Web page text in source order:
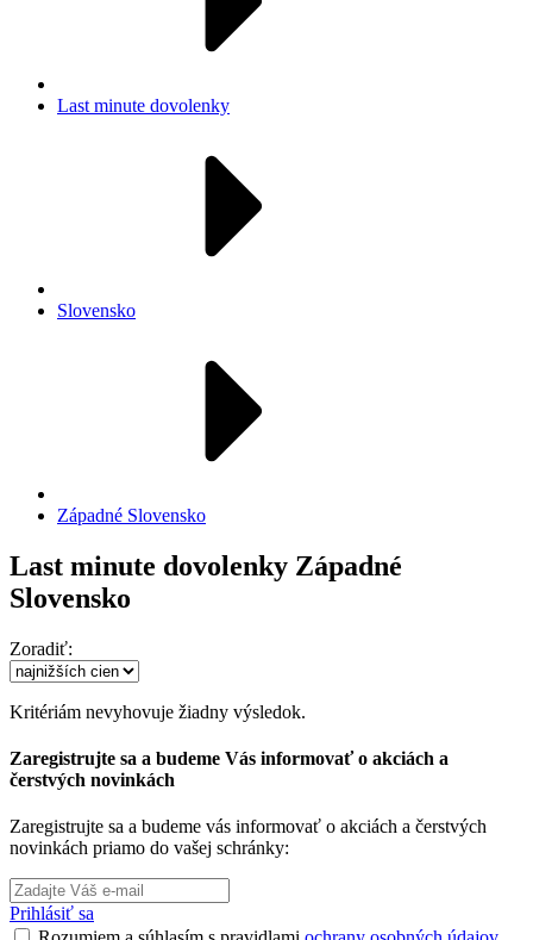
Last minute dovolenky
Slovensko
Západné Slovensko
Last minute dovolenky Západné
Slovensko
Zoradiť:
Kritériám nevyhovuje žiadny výsledok.
Zaregistrujte sa a budeme Vás informovať o akciách a
čerstvých novinkách
Zaregistrujte sa a budeme vás informovať o akciách a čerstvých
novinkách priamo do vašej schránky:
Prihlásiť sa